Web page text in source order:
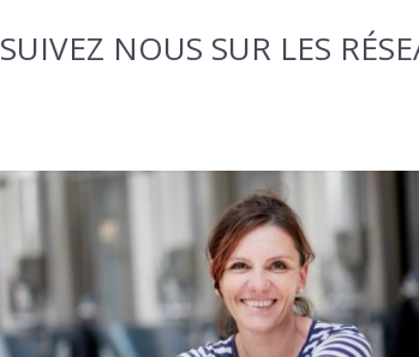
SUIVEZ NOUS SUR LES